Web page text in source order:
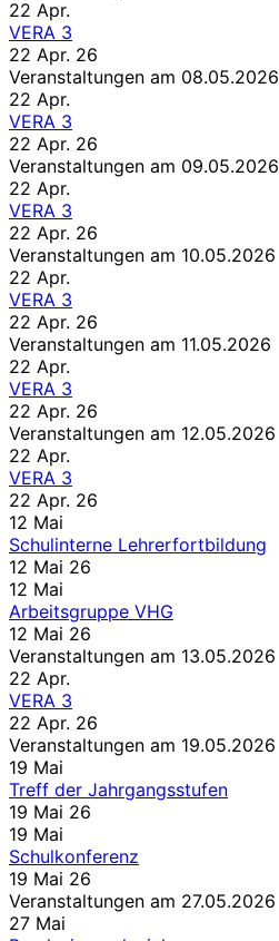
22 Apr.
VERA 3
22 Apr. 26
Veranstaltungen am 08.05.2026
22 Apr.
VERA 3
22 Apr. 26
Veranstaltungen am 09.05.2026
22 Apr.
VERA 3
22 Apr. 26
Veranstaltungen am 10.05.2026
22 Apr.
VERA 3
22 Apr. 26
Veranstaltungen am 11.05.2026
22 Apr.
VERA 3
22 Apr. 26
Veranstaltungen am 12.05.2026
22 Apr.
VERA 3
22 Apr. 26
12 Mai
Schulinterne Lehrerfortbildung
12 Mai 26
12 Mai
Arbeitsgruppe VHG
12 Mai 26
Veranstaltungen am 13.05.2026
22 Apr.
VERA 3
22 Apr. 26
Veranstaltungen am 19.05.2026
19 Mai
Treff der Jahrgangsstufen
19 Mai 26
19 Mai
Schulkonferenz
19 Mai 26
Veranstaltungen am 27.05.2026
27 Mai